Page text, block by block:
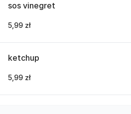
sos vinegret
5,99 zł
ketchup
5,99 zł